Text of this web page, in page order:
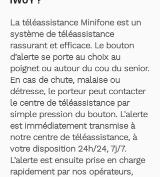
La téléassistance Minifone est un
système de téléassistance
rassurant et efficace. Le bouton
d’alerte se porte au choix au
poignet ou autour du cou du senior.
En cas de chute, malaise ou
détresse, le porteur peut contacter
le centre de téléassistance par
simple pression du bouton. L'alerte
est immédiatement transmise à
notre centre de téléassistance, à
votre disposition 24h/24, 7j/7.
L’alerte est ensuite prise en charge
rapidement par nos opérateurs,